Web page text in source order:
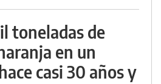
toneladas de
en un
casi 30 años y